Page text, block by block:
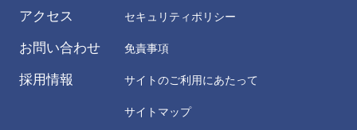
アクセス
お問い合わせ
採用情報
セキュリティポリシー
免責事項
サイトのご利用にあたって
サイトマップ